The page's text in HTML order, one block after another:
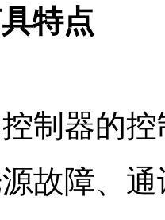
特点
制器的
故障、